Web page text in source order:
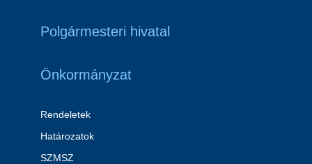
Polgármesteri hivatal
Önkormányzat
Rendeletek
Határozatok
SZMSZ